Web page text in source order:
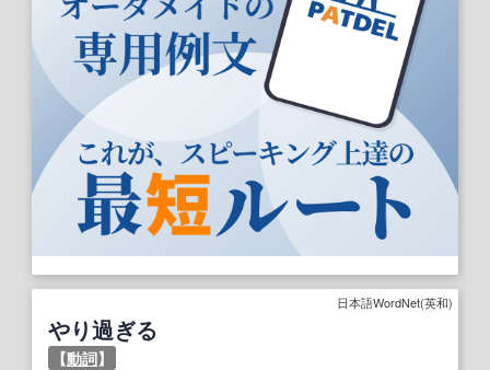
日本語WordNet(英和)
やり過ぎる
【動詞】